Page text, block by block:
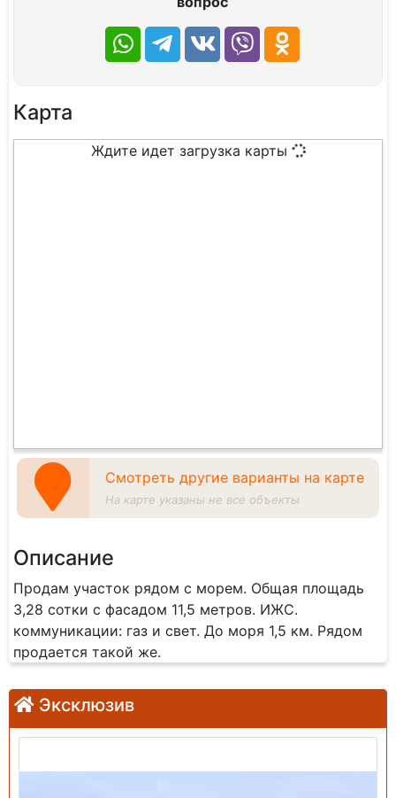
Карта
Ждите идет загрузка карты
Смотреть другие варианты на карте
На карте указаны не все объекты
Описание
Продам участок рядом с морем. Общая площадь
3,28 сотки с фасадом 11,5 метров. ИЖС.
коммуникации: газ и свет. До моря 1,5 км. Рядом
продается такой же.
Эксклюзив